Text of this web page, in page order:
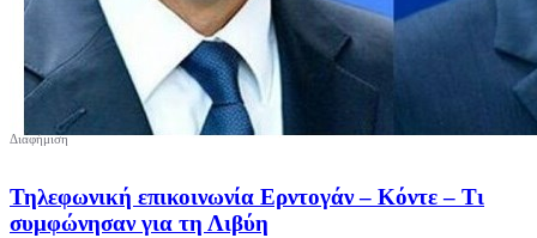
Τηλεφωνική επικοινωνία Ερντογάν – Κόντε – Τι
συμφώνησαν για τη Λιβύη